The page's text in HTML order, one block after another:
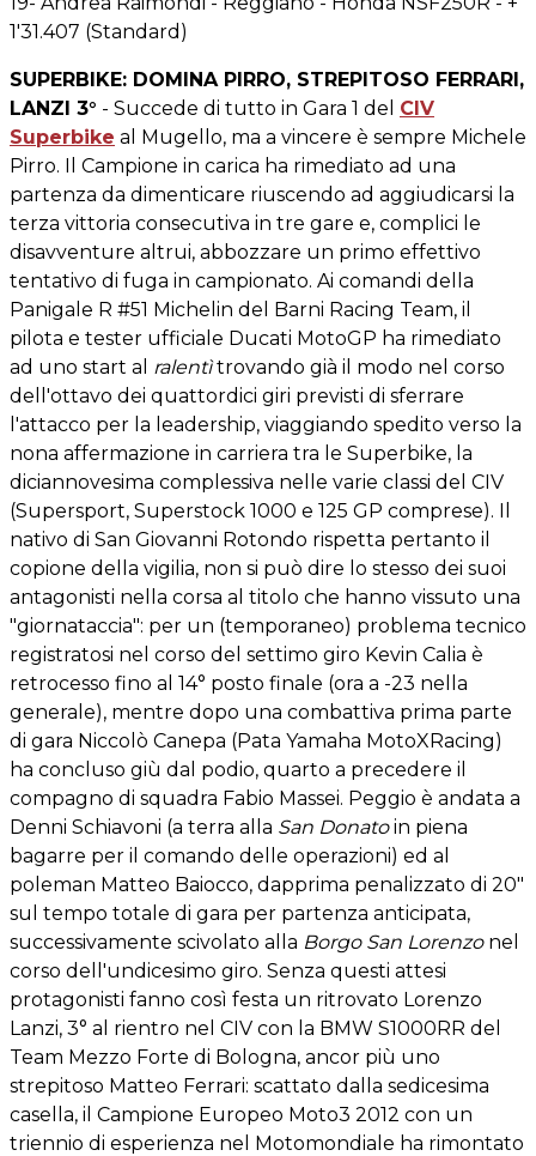
1'31.407 (Standard)
SUPERBIKE: DOMINA PIRRO, STREPITOSO FERRARI,
LANZI 3° - Succede di tutto in Gara 1 del CIV
Superbike al Mugello, ma a vincere è sempre Michele
Pirro. Il Campione in carica ha rimediato ad una
partenza da dimenticare riuscendo ad aggiudicarsi la
terza vittoria consecutiva in tre gare e, complici le
disavventure altrui, abbozzare un primo effettivo
tentativo di fuga in campionato. Ai comandi della
Panigale R #51 Michelin del Barni Racing Team, il
pilota e tester ufficiale Ducati MotoGP ha rimediato
ad uno start al ralentìtrovando già il modo nel corso
dell'ottavo dei quattordici giri previsti di sferrare
l'attacco per la leadership, viaggiando spedito verso la
nona affermazione in carriera tra le Superbike, la
diciannovesima complessiva nelle varie classi del CIV
(Supersport, Superstock 1000 e 125 GP comprese). Il
nativo di San Giovanni Rotondo rispetta pertanto il
copione della vigilia, non si può dire lo stesso dei suoi
antagonisti nella corsa al titolo che hanno vissuto una
"giornataccia": per un (temporaneo) problema tecnico
registratosi nel corso del settimo giro Kevin Calia è
retrocesso fino al 14° posto finale (ora a -23 nella
generale), mentre dopo una combattiva prima parte
di gara Niccolò Canepa (Pata Yamaha MotoXRacing)
ha concluso giù dal podio, quarto a precedere il
compagno di squadra Fabio Massei. Peggio è andata a
Denni Schiavoni (a terra alla San Donatoin piena
bagarre per il comando delle operazioni) ed al
poleman Matteo Baiocco, dapprima penalizzato di 20"
sul tempo totale di gara per partenza anticipata,
successivamente scivolato alla Borgo San Lorenzonel
corso dell'undicesimo giro. Senza questi attesi
protagonisti fanno così festa un ritrovato Lorenzo
Lanzi, 3° al rientro nel CIV con la BMW S1000RR del
Team Mezzo Forte di Bologna, ancor più uno
strepitoso Matteo Ferrari: scattato dalla sedicesima
casella, il Campione Europeo Moto3 2012 con un
triennio di esperienza nel Motomondiale ha rimontato